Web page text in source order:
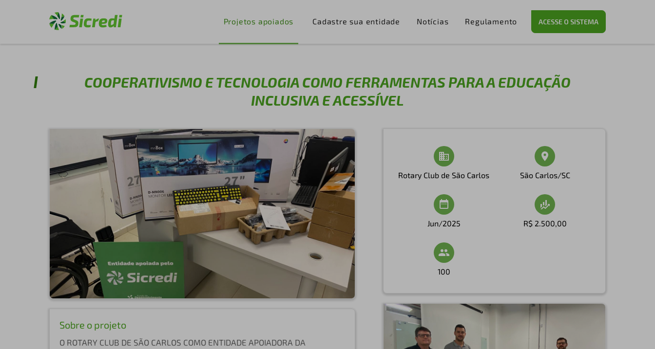
Projetos apoiados Cadastre sua entidade Notícias Regulamento ACESSE O SISTEMA
COOPERATIVISMO E TECNOLOGIA COMO FERRAMENTAS PARA A EDUCAÇÃO
INCLUSIVA E ACESSÍVEL
Sobre o projeto
O ROTARY CLUB DE SÃO CARLOS COMO ENTIDADE APOIADORA DA
Rotary Club de São Carlos São Carlos/SC
Jun/2025 R$ 2.500,00
100